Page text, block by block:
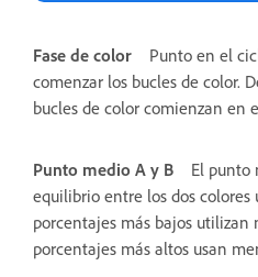
Fase de color
Punto en el
comenzar los bucles de color.
bucles de color comienzan en
Punto medio A y B
El punto
equilibrio entre los dos colores
porcentajes más bajos utilizan
porcentajes más altos usan